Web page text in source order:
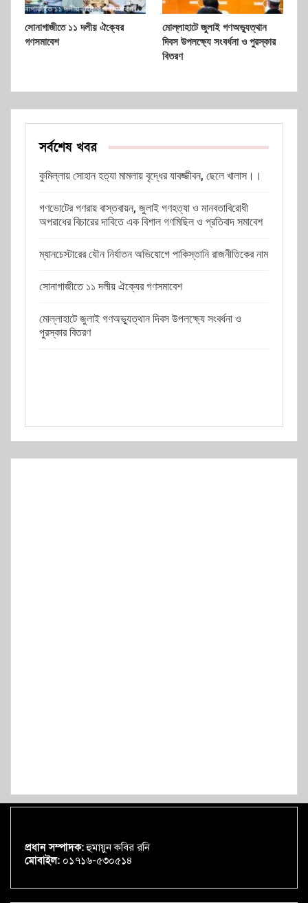
সোনাগাজীতে ১১ দলীয় ঐক্যের
গণসমাবেশ
মোল্লাহাটে জুলাই গণঅভ্যুত্থান
দিবস উপলক্ষ্যে সংবর্ধনা ও পুরস্কার
বিতরণ
সর্বশেষ খবর
কুমিল্লায় সোহান হত্যা মামলায় বৃদ্ধের যাবজ্জীবন, ছেলে খালাস।।
গণভোটের গণরায় বাস্তবায়ন, জুলাই গণহত্যা ও মানবতাবিরোধী
অপরাধের বিচারের দাবিতে এক বিশাল গণমিছিল ও প্রতিবাদ সমাবেশ
ম্যানচেস্টারের যৌন নির্যাতন অভিযোগে পাকিস্তানি রাজনীতিকের নাম
সোনাগাজীতে ১১ দলীয় ঐক্যের গণসমাবেশ
মোল্লাহাটে জুলাই গণঅভ্যুত্থান দিবস উপলক্ষ্যে সংবর্ধনা ও
পুরস্কার বিতরণ
প্রধান সম্পাদক:হুমায়ুন কবির রনি
মোবাইল: ০১৭১৬-৫৩০৫১৪